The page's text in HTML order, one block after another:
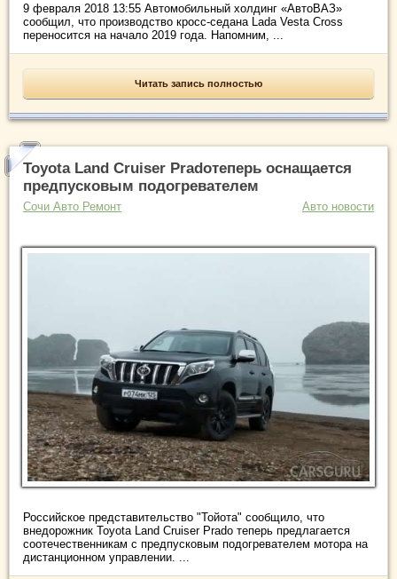
9 февраля 2018 13:55 Автомобильный холдинг «АвтоВАЗ»
сообщил, что производство кросс-седана Lada Vesta Cross
переносится на начало 2019 года. Напомним, ...
Читать запись полностью
Toyota Land Cruiser Pradoтеперь оснащается
предпусковым подогревателем
Сочи Авто Ремонт Авто новости
Российское представительство "Тойота" сообщило, что
внедорожник Toyota Land Cruiser Prado теперь предлагается
соотечественникам с предпусковым подогревателем мотора на
дистанционном управлении. ...